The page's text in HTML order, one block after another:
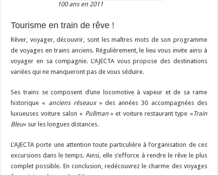
100 ans en 2011
Tourisme en train de rêve !
Rêver, voyager, découvrir, sont les maîtres mots de son programme
de voyages en trains anciens. Régulièrement, le lieu vous invite ainsi à
voyager en sa compagnie. L’AJECTA vous propose des destinations
variées qui ne manqueront pas de vous séduire.
Ses trains se composent d’une locomotive à vapeur et de sa rame
historique « anciens réseaux » des années 30 accompagnées des
luxueuses voiture salon « Pullman» et voiture restaurant type « Train
Bleu» sur les longues distances.
L’AJECTA porte une attention toute particulière à l’organisation de ces
excursions dans le temps. Ainsi, elle s’efforce à rendre le rêve le plus
complet possible. En conclusion, redécouvrez le charme des voyages